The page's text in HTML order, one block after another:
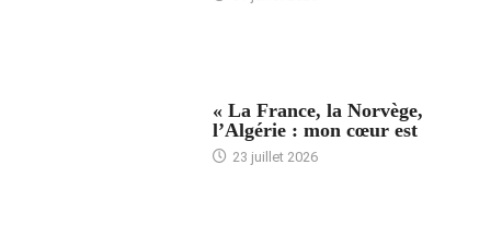
« La France, la Norvège,
l’Algérie : mon cœur est
23 juillet 2026